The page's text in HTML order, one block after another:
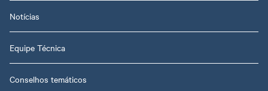
Notícias
Equipe Técnica
Conselhos temáticos